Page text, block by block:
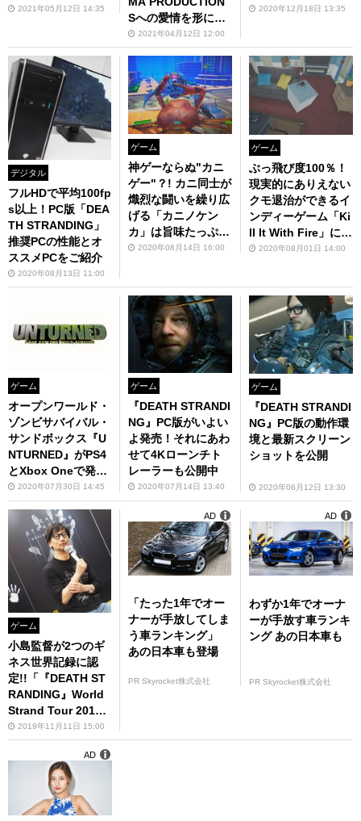
ーズに追加
2021年05月12日 14:35
Sへの愛情を形にし
た"夢の結晶"
2021年04月12日 12:00
2020年12月18日 13:35
デジタル
フルHDで平均100fp
s以上！PC版「DEA
TH STRANDING」
推奨PCの性能とオ
ススメPCをご紹介
2020年08月13日 11:00
ゲーム
神ゲーならぬ"カニ
ゲー"？! カニ同士が
熾烈な闘いを繰り広
げる「カニノケン
カ」は旨味たっぷり
の3D格闘ゲーム
2020年08月14日 16:00
ゲーム
ぶっ飛び度100％！
現実的にありえない
クモ退治ができるイ
ンディーゲーム「Ki
ll It With Fire」に注
目2020年08月01日 14:00
ゲーム
オープンワールド・
ゾンビサバイバル・
サンドボックス『U
NTURNED』がPS4
とXbox Oneで発売
決定！
2020年07月30日 14:45
ゲーム
『DEATH STRANDI
NG』PC版がいよい
よ発売！それにあわ
せて4Kローンチト
レーラーも公開中
2020年07月14日 13:40
ゲーム
『DEATH STRANDI
NG』PC版の動作環
境と最新スクリーン
ショットを公開
2020年06月12日 13:30
ゲーム
小島監督が2つのギ
ネス世界記録に認
定!!「『DEATH ST
RANDING』World
Strand Tour 2019
TOKYO」レポート
2019年11月11日 15:00
「たった1年でオー
ナーが手放してしま
う車ランキング」
あの日本車も登場
PR Skyrocket株式会社
AD
わずか1年でオーナ
ーが手放す車ランキ
ング あの日本車も
PR Skyrocket株式会社
AD
AD